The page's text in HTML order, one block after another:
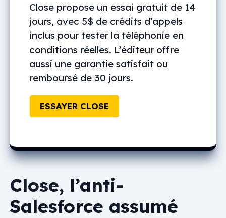
Close propose un essai gratuit de 14
jours, avec 5$ de crédits d’appels
inclus pour tester la téléphonie en
conditions réelles. L’éditeur offre
aussi une garantie satisfait ou
remboursé de 30 jours.
ESSAYER CLOSE
Close, l’anti-
Salesforce assumé